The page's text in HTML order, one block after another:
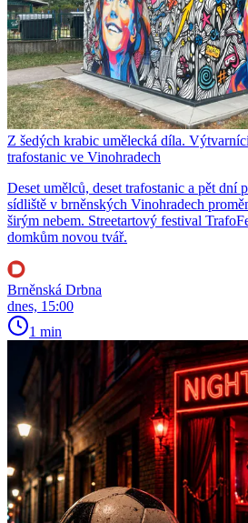
Z šedých krabic umělecká díla.
trafostanic ve Vinohradech
Deset umělců, deset trafostanic a pět dní
sídliště v brněnských Vinohradech
širým nebem. Streetartový festival
domkům novou tvář.
Brněnská Drbna
dnes, 15:00
1 min